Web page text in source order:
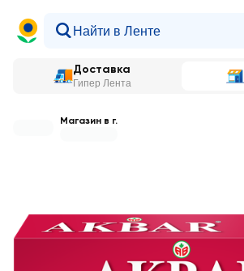
Доставка
Гипер Лента
Магазин в г.